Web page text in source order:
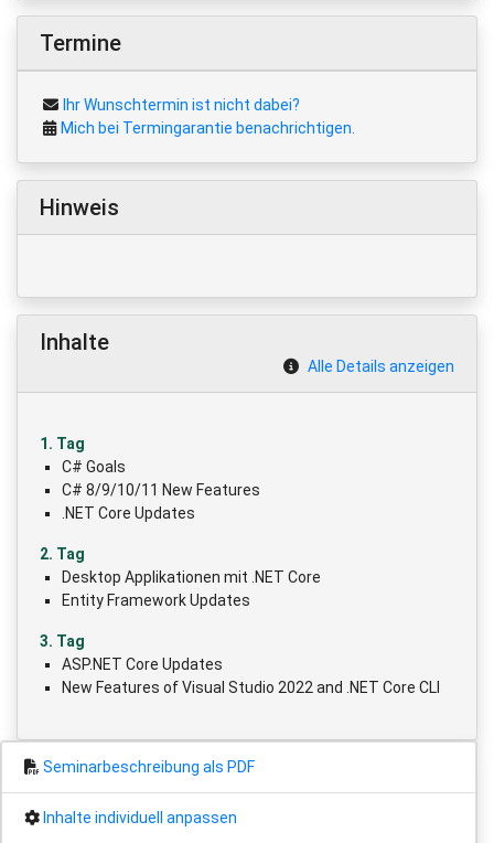
Termine
Ihr Wunschtermin ist nicht dabei?
Mich bei Termingarantie benachrichtigen.
Hinweis
Inhalte
Alle Details anzeigen
1. Tag
C# Goals
C# 8/9/10/11 New Features
.NET Core Updates
2. Tag
Desktop Applikationen mit .NET Core
Entity Framework Updates
3. Tag
ASP.NET Core Updates
New Features of Visual Studio 2022 and .NET Core CLI
Seminarbeschreibung als PDF
Inhalte individuell anpassen